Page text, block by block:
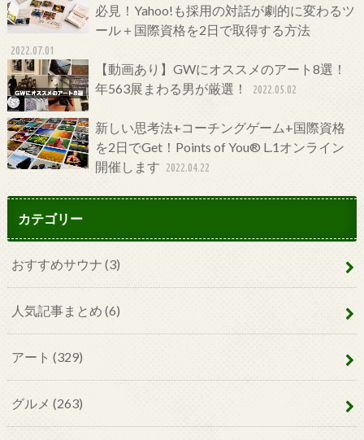
必見！Yahoo!も採用の対話が劇的に変わるツ
ール＋国際資格を2日で取得する方法
2022.07.01
【動画あり】GWにオススメのアート8選！
年563展まわる男が厳選！
2022.05.02
新しい思考法+コーチングゲーム+国際資格
を2日でGet！Points of You® L.1オンライン
開催します 2022.04.22
カテゴリー
おすすめサウナ (3)
人気記事まとめ (6)
アート (329)
グルメ (263)